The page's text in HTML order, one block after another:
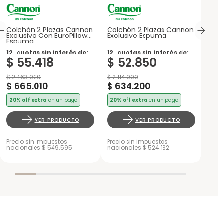
Escribe un comentario
Enviar comentario
Colchón 2 Plazas Cannon
Exclusive Con EuroPillow
Espuma
12 cuotas sin interés de:
$ 55.418
$2.463.000
$ 665.010
20% off extra en un pago
VER PRODUCTO
Precio sin impuestos
nacionales $ 549.595
Colchón 2 Plazas Cannon
Exclusive Espuma
12 cuotas sin interés de:
$ 52.850
$2.114.000
$ 634.200
20% off extra en un pago
VER PRODUCTO
Precio sin impuestos
nacionales $ 524.132